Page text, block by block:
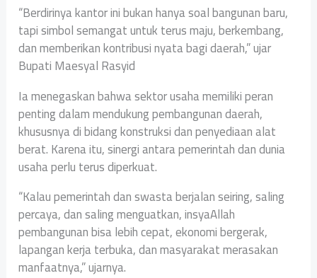
“Berdirinya kantor ini bukan hanya soal bangunan baru,
tapi simbol semangat untuk terus maju, berkembang,
dan memberikan kontribusi nyata bagi daerah,” ujar
Bupati Maesyal Rasyid
Ia menegaskan bahwa sektor usaha memiliki peran
penting dalam mendukung pembangunan daerah,
khususnya di bidang konstruksi dan penyediaan alat
berat. Karena itu, sinergi antara pemerintah dan dunia
usaha perlu terus diperkuat.
“Kalau pemerintah dan swasta berjalan seiring, saling
percaya, dan saling menguatkan, insyaAllah
pembangunan bisa lebih cepat, ekonomi bergerak,
lapangan kerja terbuka, dan masyarakat merasakan
manfaatnya,” ujarnya.